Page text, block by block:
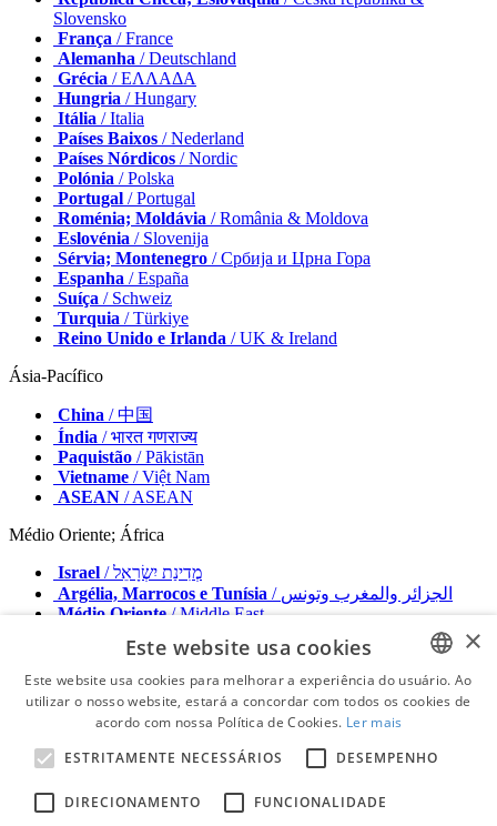
Slovensko
França / France
Alemanha / Deutschland
Grécia / ΕΛΛΑΔΑ
Hungria / Hungary
Itália / Italia
Países Baixos / Nederland
Países Nórdicos / Nordic
Polónia / Polska
Portugal / Portugal
Roménia; Moldávia / România & Moldova
Eslovénia / Slovenija
Sérvia; Montenegro / Србија и Црна Гора
Espanha / España
Suíça / Schweiz
Turquia / Türkiye
Reino Unido e Irlanda / UK & Ireland
Ásia-Pacífico
China / 中国
Índia / भारत गणराज्य
Paquistão / Pākistān
Vietname / Việt Nam
ASEAN / ASEAN
Médio Oriente; África
Israel
/ מְדִינַת יִשְׂרָאֵל
Argélia, Marrocos e Tunísia
/ الجزائر والمغرب وتونس
Médio Oriente/ Middle East
Anuncie connosco
Contacto
Termos e Condições
Impressão
Política de Privacidade
© 2026 - Todos os direitos reservados - Dental Tribune International
ENGLISH
×
Este website usa cookies
Este website usa cookies para melhorar a experiência do usuário. Ao
utilizar o nosso website, estará a concordar com todos os cookies de
acordo com nossa Política de Cookies. Ler mais
ESTRITAMENTE NECESSÁRIOS
DESEMPENHO
DIRECIONAMENTO FUNCIONALIDADE